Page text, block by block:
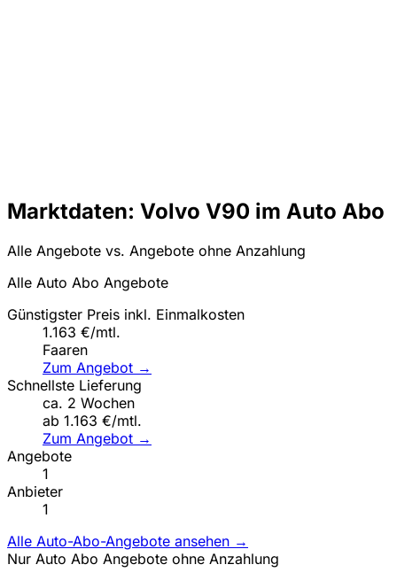
Marktdaten: Volvo V90 im Auto Abo
Alle Angebote vs. Angebote ohne Anzahlung
Alle Auto Abo Angebote
Günstigster Preis inkl. Einmalkosten
1.163 €/mtl.
Faaren
Zum Angebot →
Schnellste Lieferung
ca. 2 Wochen
ab 1.163 €/mtl.
Zum Angebot →
Angebote
1
Anbieter
1
Alle Auto-Abo-Angebote ansehen →
Nur Auto Abo Angebote ohne Anzahlung